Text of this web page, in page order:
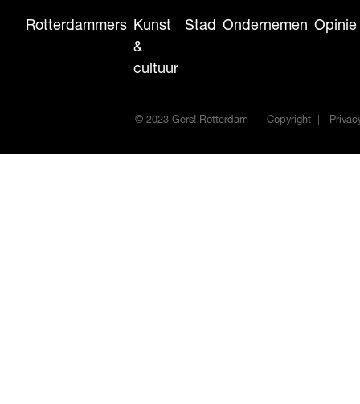
Rotterdammers Kunst
&
cultuur
Stad Ondernemen Opinie
© 2023 Gers! Rotterdam Copyright